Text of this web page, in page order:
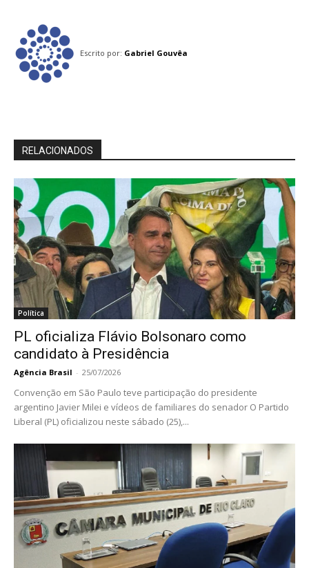
Escrito por: Gabriel Gouvêa
RELACIONADOS
Política
PL oficializa Flávio Bolsonaro como
candidato à Presidência
Agência Brasil - 25/07/2026
Convenção em São Paulo teve participação do presidente
argentino Javier Milei e vídeos de familiares do senador O Partido
Liberal (PL) oficializou neste sábado (25),...